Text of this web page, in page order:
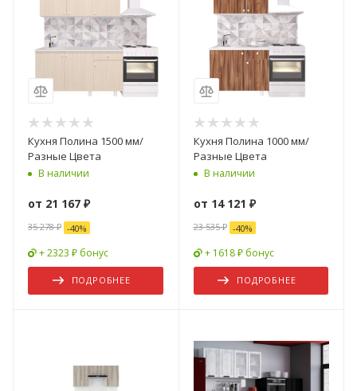
Кухня Полина 1500 мм/
Разные Цвета
В наличии
от 21 167 ₽
35 278 ₽ -40%
+ 2323 ₽ бонус
ПОДРОБНЕЕ
Кухня Полина 1000 мм/
Разные Цвета
В наличии
от 14 121 ₽
23 535 ₽ -40%
+ 1618 ₽ бонус
ПОДРОБНЕЕ